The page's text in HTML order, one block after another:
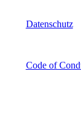
Datenschutz
Code of